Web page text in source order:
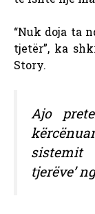
“Nuk doja ta
tjetër”, ka
Story.
Ajo
sistemit
tjerëve’